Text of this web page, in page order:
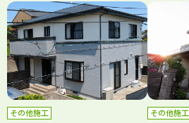
その他施工 その他施工